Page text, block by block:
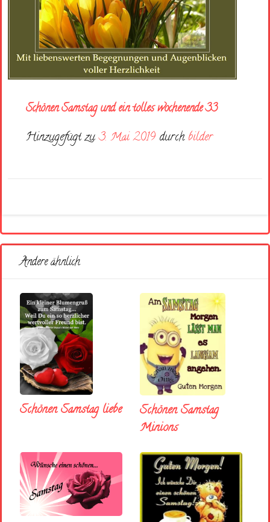
Schönen Samstag und ein tolles wochenende 33
Hinzugefügt zu3. Mai 2019 durch bilder
Andere ähnlich
Schönen Samstag liebe
Schönen Samstag
Minions